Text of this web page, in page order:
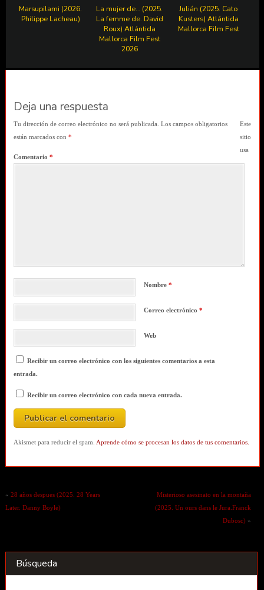
Marsupilami (2026.
Philippe Lacheau)
La mujer de… (2025.
La femme de. David
Roux) Atlántida
Mallorca Film Fest
2026
Julián (2025. Cato
Kusters) Atlántida
Mallorca Film Fest
Deja una respuesta
Tu dirección de correo electrónico no será publicada. Los campos obligatorios
están marcados con *
Comentario *
Nombre *
Correo electrónico *
Web
Recibir un correo electrónico con los siguientes comentarios a esta
entrada.
Recibir un correo electrónico con cada nueva entrada.
Este
sitio
usa
Akismet para reducir el spam. Aprende cómo se procesan los datos de tus comentarios.
« 28 años despues (2025. 28 Years
Later. Danny Boyle)
Misterioso asesinato en la montaña
(2025. Un ours dans le Jura.Franck
Dubosc) »
Búsqueda